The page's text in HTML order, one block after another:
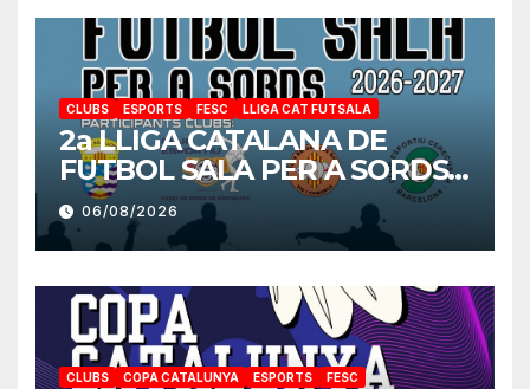
CLUBS ESPORTS FESC LLIGA CAT FUTSALA
2a LLIGA CATALANA DE
FUTBOL SALA PER A SORDS
2026-2027
06/08/2026
CLUBS COPA CATALUNYA ESPORTS FESC